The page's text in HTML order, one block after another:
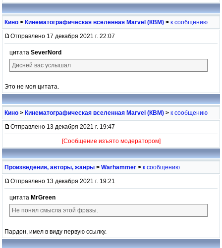
Кино > Кинематографическая вселенная Marvel (КВМ) > к сообщению
Отправлено 17 декабря 2021 г. 22:07
цитата SeverNord
Дисней вас услышал
Это не моя цитата.
Кино > Кинематографическая вселенная Marvel (КВМ) > к сообщению
Отправлено 13 декабря 2021 г. 19:47
[Сообщение изъято модератором]
Произведения, авторы, жанры > Warhammer > к сообщению
Отправлено 13 декабря 2021 г. 19:21
цитата MrGreen
Не понял смысла этой фразы.
Пардон, имел в виду первую ссылку.